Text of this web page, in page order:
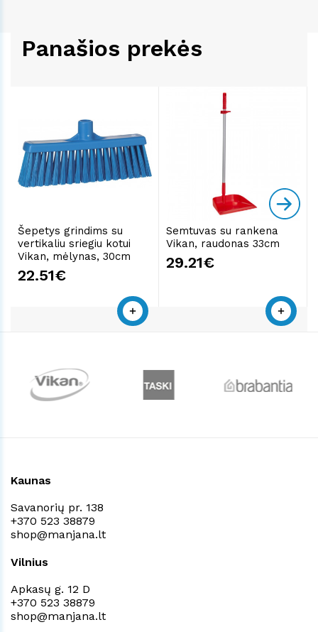
Panašios prekės
Šepetys grindims su
vertikaliu sriegiu kotui
Vikan, mėlynas, 30cm
22.51€
Semtuvas su rankena
Vikan, raudonas 33cm
29.21€
Kaunas
Savanorių pr. 138
+370 523 38879
shop@manjana.lt
Vilnius
Apkasų g. 12 D
+370 523 38879
shop@manjana.lt